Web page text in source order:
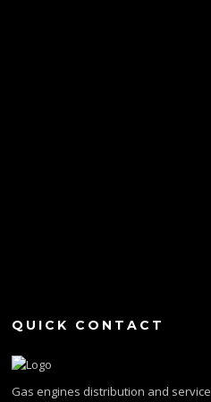
QUICK CONTACT
Gas engines distribution and service